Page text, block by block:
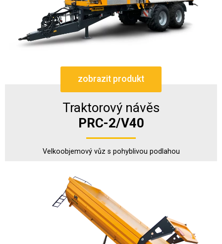
zobrazit produkt
Traktorový návěs
PRC-2/V40
Velkoobjemový vůz s pohyblivou podlahou